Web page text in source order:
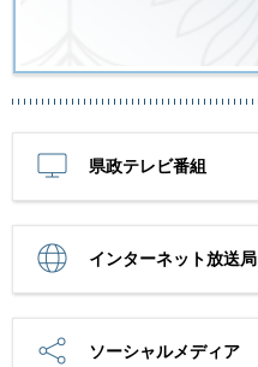
県政テレビ番組
インターネット放送局
ソーシャルメディア